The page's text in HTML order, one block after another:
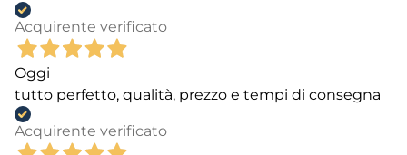
Acquirente verificato
Oggi
tutto perfetto, qualità, prezzo e tempi di consegna
Acquirente verificato